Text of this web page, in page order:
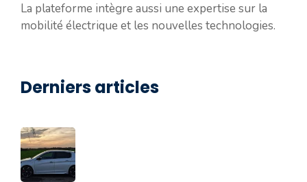
La plateforme intègre aussi une expertise sur la
mobilité électrique et les nouvelles technologies.
Derniers articles